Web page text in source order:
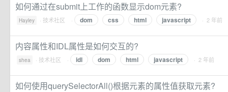
如何通过在submit上工作的函数显示dom元素?
Hayley · 技术社区 · dom css html javascript · 2 年前
内容属性和IDL属性是如何交互的?
shea · 技术社区 · idl dom html javascript · 2 年前
如何使用querySelectorAll()根据元素的属性值获取元素?